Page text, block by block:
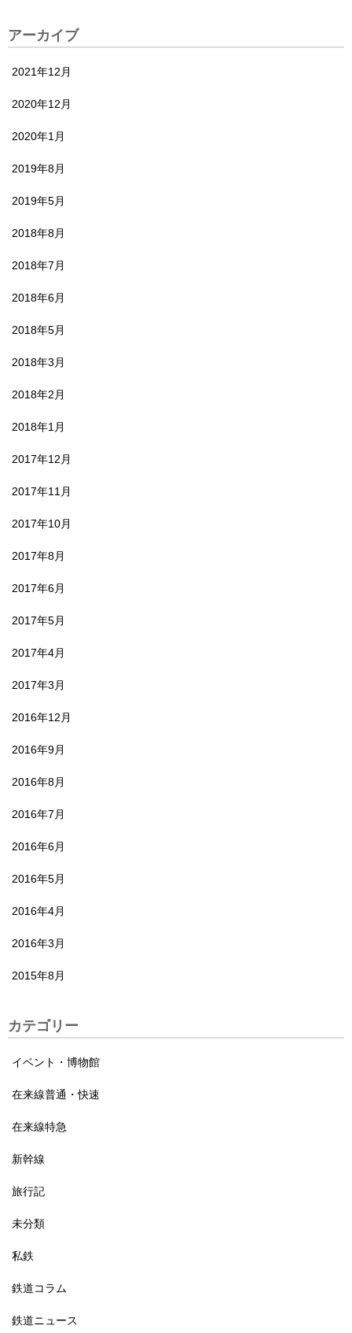
アーカイブ
2021年12月
2020年12月
2020年1月
2019年8月
2019年5月
2018年8月
2018年7月
2018年6月
2018年5月
2018年3月
2018年2月
2018年1月
2017年12月
2017年11月
2017年10月
2017年8月
2017年6月
2017年5月
2017年4月
2017年3月
2016年12月
2016年9月
2016年8月
2016年7月
2016年6月
2016年5月
2016年4月
2016年3月
2015年8月
カテゴリー
イベント・博物館
在来線普通・快速
在来線特急
新幹線
旅行記
未分類
私鉄
鉄道コラム
鉄道ニュース